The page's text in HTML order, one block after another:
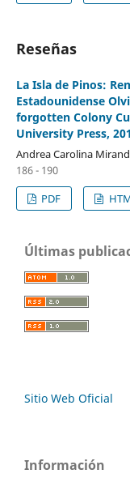
Reseñas
La Isla de Pinos:
Estadounidense
forgotten Colony
University Press,
Andrea Carolina
186 - 190
PDF
Últimas
Sitio Web Oficial
Información